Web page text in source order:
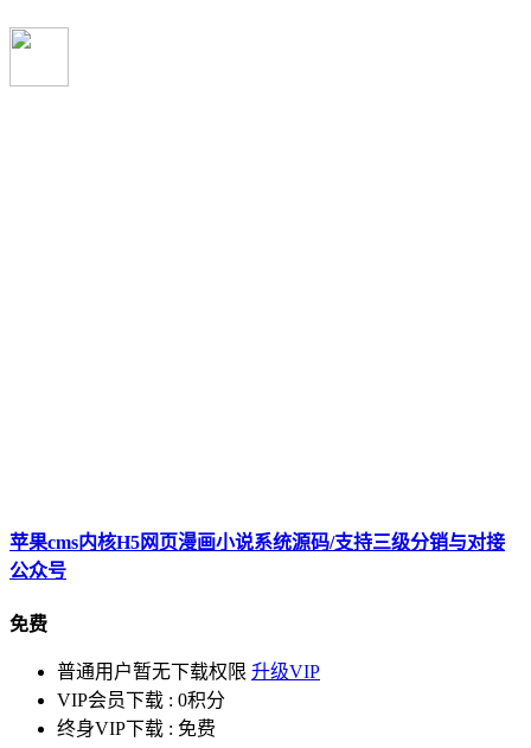
苹果cms内核H5网页漫画小说系统源码/支持三级分销与对接
公众号
免费
普通用户暂无下载权限 升级VIP
VIP会员下载 : 0积分
终身VIP下载 : 免费